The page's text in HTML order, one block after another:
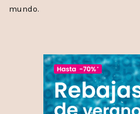
mundo.